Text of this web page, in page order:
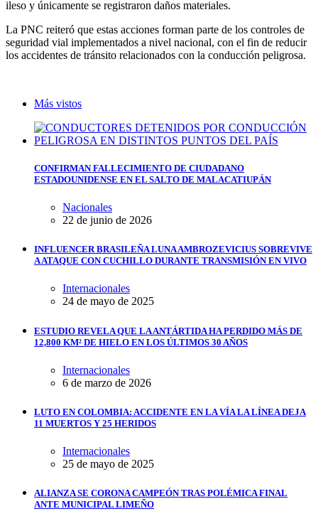
ileso y únicamente se registraron daños materiales.
La PNC reiteró que estas acciones forman parte de los controles de
seguridad vial implementados a nivel nacional, con el fin de reducir
los accidentes de tránsito relacionados con la conducción peligrosa.
Más vistos
CONFIRMAN FALLECIMIENTO DE CIUDADANO
ESTADOUNIDENSE EN EL SALTO DE MALACATIUPÁN
Nacionales
22 de junio de 2026
INFLUENCER BRASILEÑA LUNA AMBROZEVICIUS SOBREVIVE
A ATAQUE CON CUCHILLO DURANTE TRANSMISIÓN EN VIVO
Internacionales
24 de mayo de 2025
ESTUDIO REVELA QUE LA ANTÁRTIDA HA PERDIDO MÁS DE
12,800 KM² DE HIELO EN LOS ÚLTIMOS 30 AÑOS
Internacionales
6 de marzo de 2026
LUTO EN COLOMBIA: ACCIDENTE EN LA VÍA LA LÍNEA DEJA
11 MUERTOS Y 25 HERIDOS
Internacionales
25 de mayo de 2025
ALIANZA SE CORONA CAMPEÓN TRAS POLÉMICA FINAL
ANTE MUNICIPAL LIMEÑO